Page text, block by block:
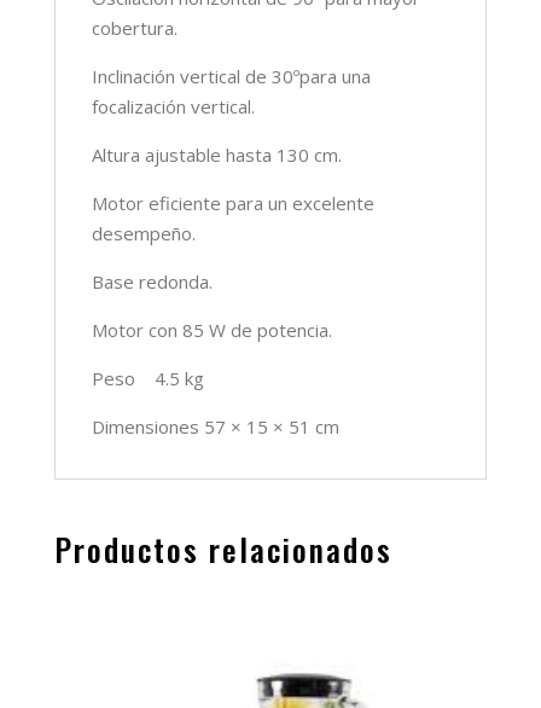
cobertura.
Inclinación vertical de 30ºpara una
focalización vertical.
Altura ajustable hasta 130 cm.
Motor eficiente para un excelente
desempeño.
Base redonda.
Motor con 85 W de potencia.
Peso 4.5 kg
Dimensiones 57 × 15 × 51 cm
Productos relacionados